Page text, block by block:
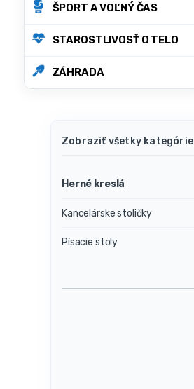
ŠPORT A VOĽNÝ ČAS
STAROSTLIVOSŤ O TELO
ZÁHRADA
Zobraziť všetky kategórie
Herné kreslá
Kancelárske stoličky
Písacie stoly